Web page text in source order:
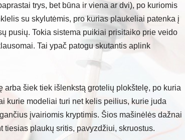
trys, bet būna ir viena ar dvi), po kuriomis
su skylutėmis, pro kurias plaukeliai patenka į
pusių. Tokia sistema puikiai prisitaiko prie veido
Tai ypač patogu skutantis aplink
šiek tiek išlenkstą grotelių plokštelę, po kuria
kurie modeliai turi net kelis peilius, kurie juda
įvairiomis kryptimis. Šios mašinėlės dažnai
tiesias plaukų sritis, pavyzdžiui, skruostus.